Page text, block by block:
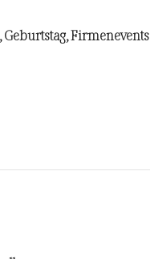
Geburtstag,Firmenevents